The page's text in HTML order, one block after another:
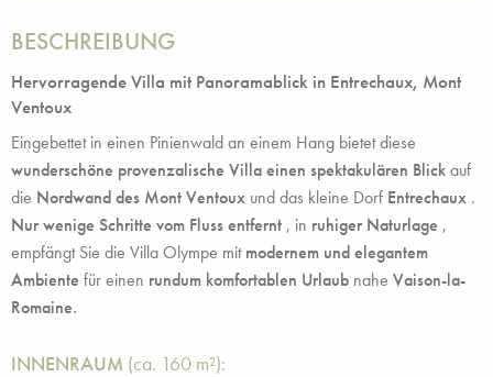
BESCHREIBUNG
Hervorragende Villa mit Panoramablick in Entrechaux, Mont
Ventoux
Eingebettet in einen Pinienwald an einem Hang bietet diese
wunderschöne provenzalische Villaeinen spektakulären Blickauf
die Nordwand des Mont Ventoux und das kleine Dorf Entrechaux .
Nur wenige Schritte vom Fluss entfernt , in ruhiger Naturlage ,
empfängt Sie die Villa Olympe mitmodernem und elegantem
Ambiente für einen rundum komfortablen Urlaub nahe Vaison-la-
Romaine.
INNENRAUM (ca. 160 m²):